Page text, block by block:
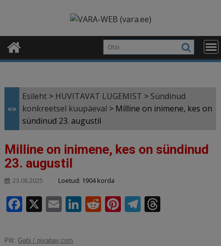
«»
Esileht > HUVITAVAT LUGEMIST > Sündinud
konkreetsel kuupäeval > Milline on inimene, kes on
sündinud 23. augustil
Milline on inimene, kes on sündinud
23. augustil
23.08.2025 Loetud: 1904 korda
F
c
X E
ai
Li R Pi T
Pilt: Gabi / pixabay.com